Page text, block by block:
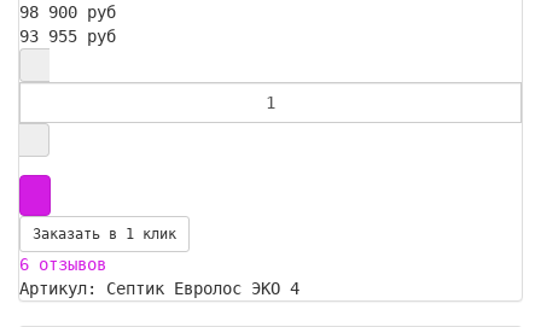
98 900 руб
93 955 руб
Заказать в 1 клик
6 отзывов
Артикул: Септик Евролос ЭКО 4